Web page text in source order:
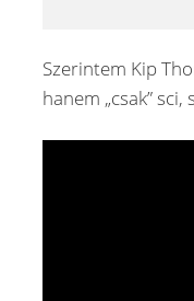
Szerintem Kip
hanem „csak”